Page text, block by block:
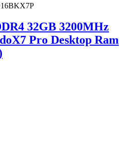
32GB 3200MHz
Pro Desktop Ram